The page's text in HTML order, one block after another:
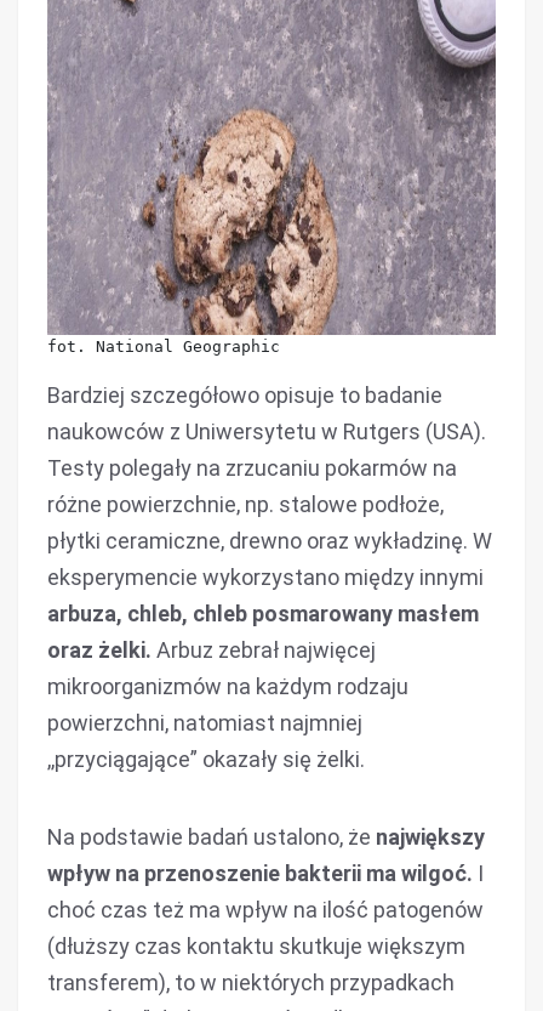
fot. National Geographic
Bardziej szczegółowo opisuje to badanie
naukowców z Uniwersytetu w Rutgers (USA).
Testy polegały na zrzucaniu pokarmów na
różne powierzchnie, np. stalowe podłoże,
płytki ceramiczne, drewno oraz wykładzinę. W
eksperymencie wykorzystano między innymi
arbuza, chleb, chleb posmarowany masłem
oraz żelki. Arbuz zebrał najwięcej
mikroorganizmów na każdym rodzaju
powierzchni, natomiast najmniej
,,przyciągające” okazały się żelki.
Na podstawie badań ustalono, że największy
wpływ na przenoszenie bakterii ma wilgoć. I
choć czas też ma wpływ na ilość patogenów
(dłuższy czas kontaktu skutkuje większym
transferem), to w niektórych przypadkach